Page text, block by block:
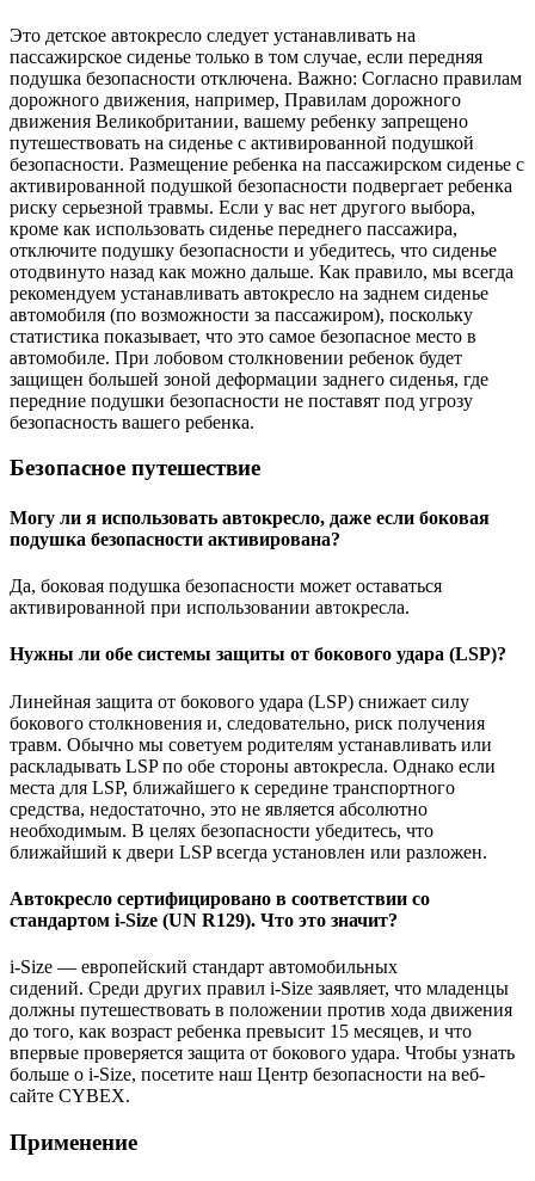
Это детское автокресло следует устанавливать на
пассажирское сиденье только в том случае, если передняя
подушка безопасности отключена. Важно: Согласно правилам
дорожного движения, например, Правилам дорожного
движения Великобритании, вашему ребенку запрещено
путешествовать на сиденье с активированной подушкой
безопасности. Размещение ребенка на пассажирском сиденье с
активированной подушкой безопасности подвергает ребенка
риску серьезной травмы. Если у вас нет другого выбора,
кроме как использовать сиденье переднего пассажира,
отключите подушку безопасности и убедитесь, что сиденье
отодвинуто назад как можно дальше. Как правило, мы всегда
рекомендуем устанавливать автокресло на заднем сиденье
автомобиля (по возможности за пассажиром), поскольку
статистика показывает, что это самое безопасное место в
автомобиле. При лобовом столкновении ребенок будет
защищен большей зоной деформации заднего сиденья, где
передние подушки безопасности не поставят под угрозу
безопасность вашего ребенка.
Безопасное путешествие
Могу ли я использовать автокресло, даже если боковая
подушка безопасности активирована?
Да, боковая подушка безопасности может оставаться
активированной при использовании автокресла.
Нужны ли обе системы защиты от бокового удара (LSP)?
Линейная защита от бокового удара (LSP) снижает силу
бокового столкновения и, следовательно, риск получения
травм. Обычно мы советуем родителям устанавливать или
раскладывать LSP по обе стороны автокресла. Однако если
места для LSP, ближайшего к середине транспортного
средства, недостаточно, это не является абсолютно
необходимым. В целях безопасности убедитесь, что
ближайший к двери LSP всегда установлен или разложен.
Автокресло сертифицировано в соответствии со
стандартом i-Size (UN R129). Что это значит?
i-Size — европейский стандарт автомобильных
сидений. Среди других правил i-Size заявляет, что младенцы
должны путешествовать в положении против хода движения
до того, как возраст ребенка превысит 15 месяцев, и что
впервые проверяется защита от бокового удара. Чтобы узнать
больше о i-Size, посетите наш Центр безопасности на веб-
сайте CYBEX.
Применение